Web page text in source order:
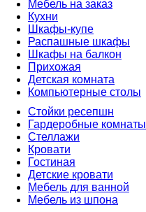
Мебель на заказ
Кухни
Шкафы-купе
Распашные шкафы
Шкафы на балкон
Прихожая
Детская комната
Компьютерные столы
Стойки ресепшн
Гардеробные комнаты
Стеллажи
Кровати
Гостиная
Детские кровати
Мебель для ванной
Мебель из шпона